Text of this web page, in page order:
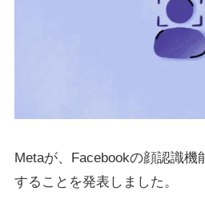
Metaが、Facebookの顔認識機
することを発表しました。